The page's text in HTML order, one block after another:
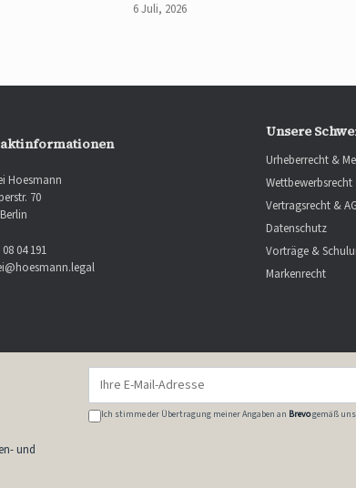
6 Juli, 2026
Hoesmann
70
08 04 191
Unsere
Urheberrecht &
Wettbewerbsrecht
Vertragsrecht &
Datenschutz
Vorträge &
Markenrecht
und
Ich stimme der Übertragung meiner Angaben an Brevogemäß